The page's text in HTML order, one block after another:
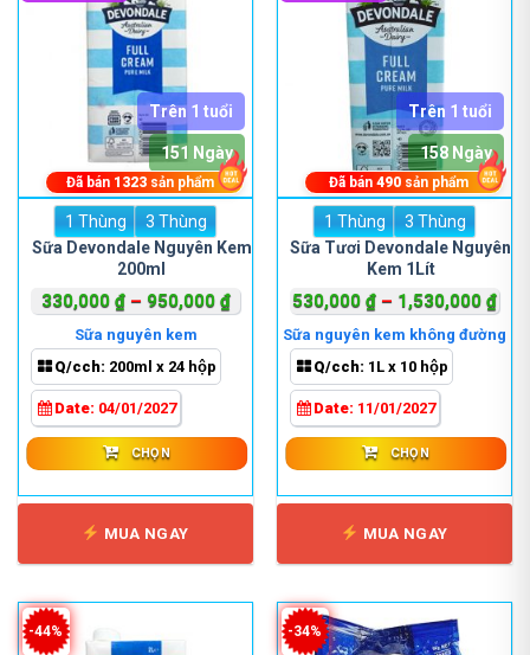
1 Thùng
3 Thùng
Sữa Devondale Nguyên Kem
200ml
330,000 ₫ – 950,000 ₫Khoảng
330,000 ₫
950,000 ₫
Sữa nguyên kem
Q/cch: 200ml x 24 hộp
Date: 04/01/2027
Trên 1 tuổi
151 Ngày
Đã bán 1323sản phẩm
CHỌN
Sản
phẩm
này
có
nhiều
biến
thể.
Các
tùy
chọn
có
thể
chọn
trên
phẩm
MUA NGAY
1 Thùng
3 Thùng
Sữa Tươi Devondale Nguyên
Kem 1Lít
530,000 ₫ – 1,530,000 ₫
Sữa nguyên kem không đường
Q/cch: 1L x 10 hộp
Date: 11/01/2027
Trên 1 tuổi
158 Ngày
Đã bán490 sản phẩm
CHỌN
Sản
phẩm
này
có
nhiều
biến
thể.
Các
tùy
chọn
có
thể
chọn
trên
sản
phẩm
MUA NGAY
-44% -34%